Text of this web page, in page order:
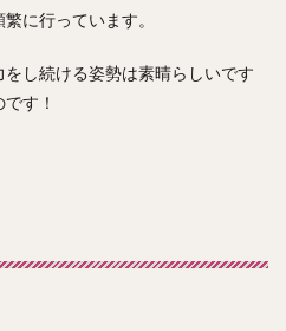
に行っています。
し続ける姿勢は素晴らしいです
です！